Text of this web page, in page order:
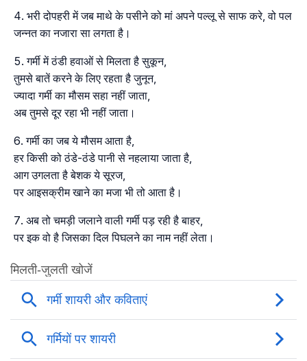
भरी दोपहरी में जब माथे के पसीने को मां अपने पल्लू से साफ करे, वो पल
जन्नत का नजारा सा लगता है।
गर्मी में ठंडी हवाओं से मिलता है सुकून,
तुमसे बातें करने के लिए रहता है जुनून,
ज्यादा गर्मी का मौसम सहा नहीं जाता,
अब तुमसे दूर रहा भी नहीं जाता।
गर्मी का जब ये मौसम आता है,
हर किसी को ठंडे-ठंडे पानी से नहलाया जाता है,
आग उगलता है बेशक ये सूरज,
पर आइसक्रीम खाने का मजा भी तो आता है।
अब तो चमड़ी जलाने वाली गर्मी पड़ रही है बाहर,
पर इक वो है जिसका दिल पिघलने का नाम नहीं लेता।